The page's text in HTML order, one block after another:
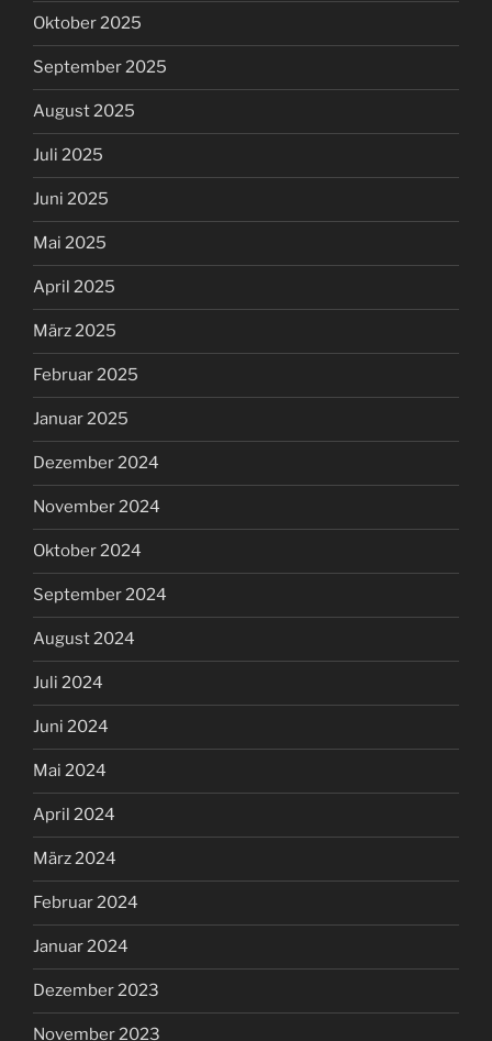
Oktober 2025
September 2025
August 2025
Juli 2025
Juni 2025
Mai 2025
April 2025
März 2025
Februar 2025
Januar 2025
Dezember 2024
November 2024
Oktober 2024
September 2024
August 2024
Juli 2024
Juni 2024
Mai 2024
April 2024
März 2024
Februar 2024
Januar 2024
Dezember 2023
November 2023